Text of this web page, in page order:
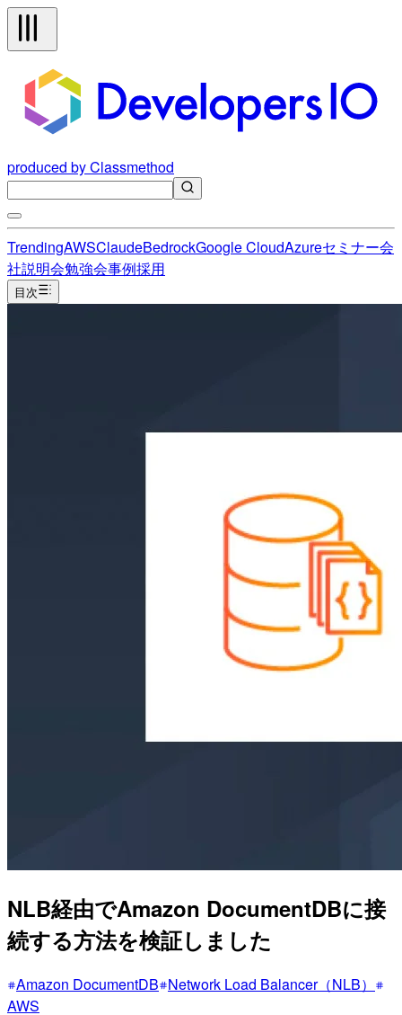
produced by Classmethod
TrendingAWSClaudeBedrockGoogle CloudAzureセミナー会
社説明会勉強会事例採用
目次
NLB経由でAmazon DocumentDBに接
続する方法を検証しました
Amazon DocumentDB Network Load Balancer（NLB）
AWS